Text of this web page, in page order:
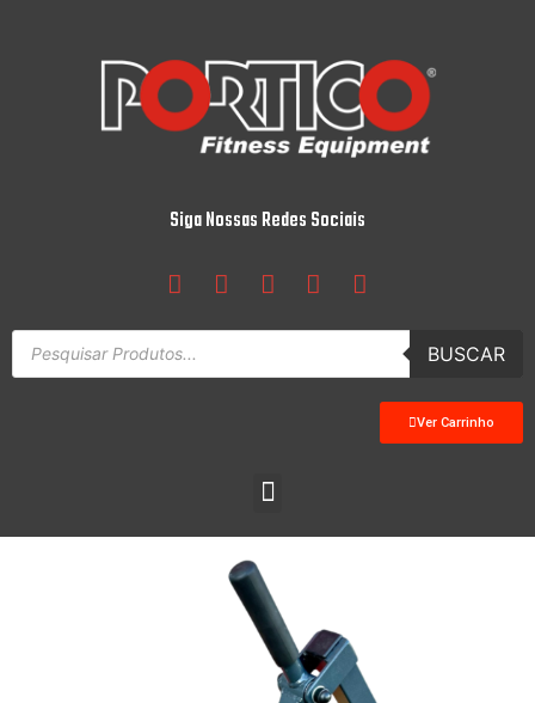
Siga Nossas Redes Sociais
BUSCAR
Ver Carrinho